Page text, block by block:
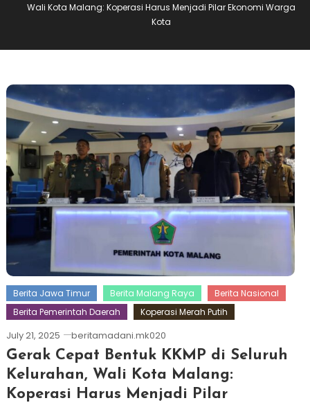
Wali Kota Malang: Koperasi Harus Menjadi Pilar Ekonomi Warga
Kota
Berita Jawa Timur Berita Malang Raya
Berita Nasional
Berita Pemerintah Daerah
Koperasi Merah Putih
July 21, 2025 beritamadani.mk020
Gerak Cepat Bentuk KKMP di Seluruh
Kelurahan, Wali Kota Malang:
Koperasi Harus Menjadi Pilar